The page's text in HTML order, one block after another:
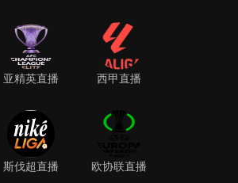
亚精英直播 西甲直播
斯伐超直播 欧协联直播